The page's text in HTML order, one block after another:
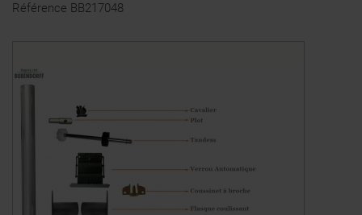
Référence BB217048